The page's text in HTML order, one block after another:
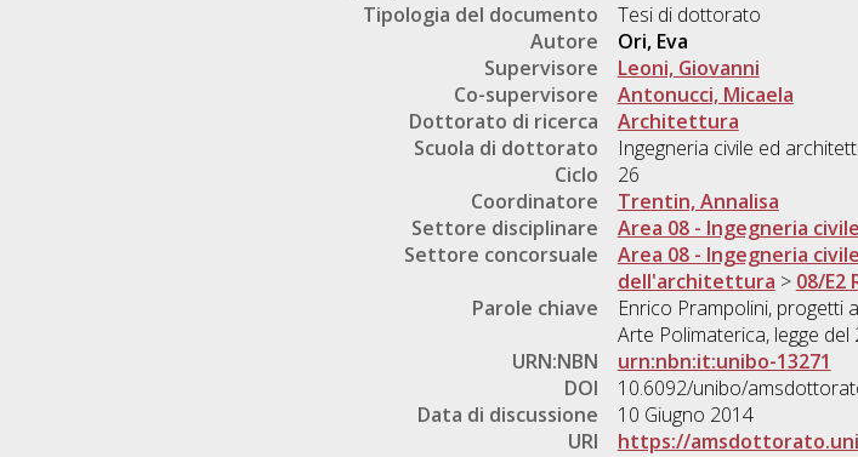
Tipologia del documento
Tesi di dottorato
Autore
Ori, Eva
Supervisore
Leoni, Giovanni
Co-supervisore
Antonucci, Micaela
Dottorato di ricerca
Architettura
Scuola di dottorato
Ingegneria civile ed
Ciclo
26
Coordinatore
Trentin, Annalisa
Settore disciplinare
Area 08 - Ingegneria
Settore concorsuale
Area 08 - Ingegneria
dell'architettura > 08/
Parole chiave
Enrico Prampolini, progetti
Arte Polimaterica, legge del
URN:NBN
urn:nbn:it:unibo-13271
DOI
10.6092/unibo/
Data di discussione
10 Giugno 2014
URI
https://